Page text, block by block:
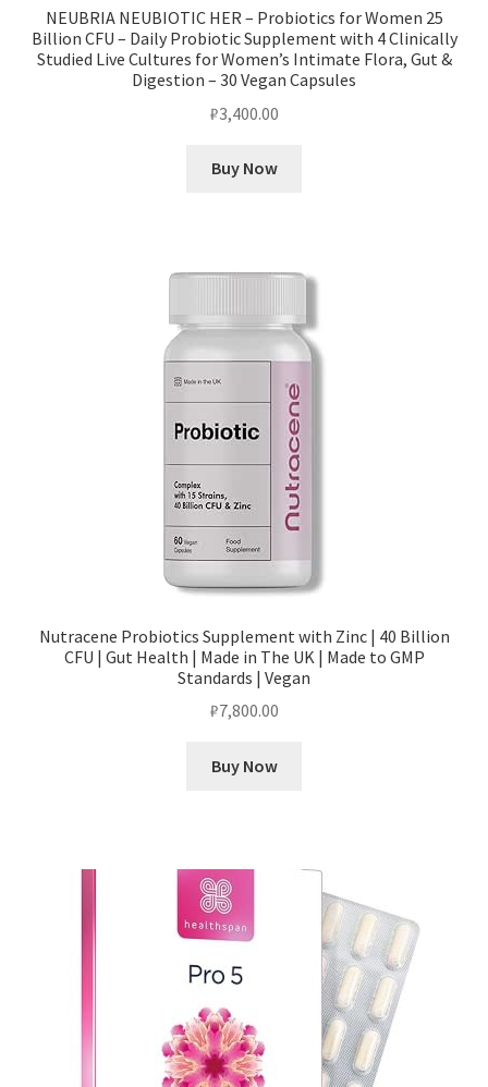
NEUBRIA NEUBIOTIC HER – Probiotics for Women 25
Billion CFU – Daily Probiotic Supplement with 4 Clinically
Studied Live Cultures for Women’s Intimate Flora, Gut &
Digestion – 30 Vegan Capsules
₽3,400.00
Buy Now
Nutracene Probiotics Supplement with Zinc | 40 Billion
CFU | Gut Health | Made in The UK | Made to GMP
Standards | Vegan
₽7,800.00
Buy Now